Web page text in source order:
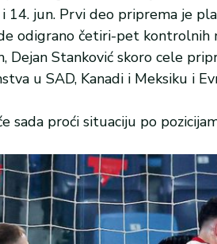
i 14. jun. Prvi deo priprema je
odigrano četiri-pet kontrolnih
Dejan Stanković skoro cele
u SAD, Kanadi i Meksiku i
sada proći situaciju po